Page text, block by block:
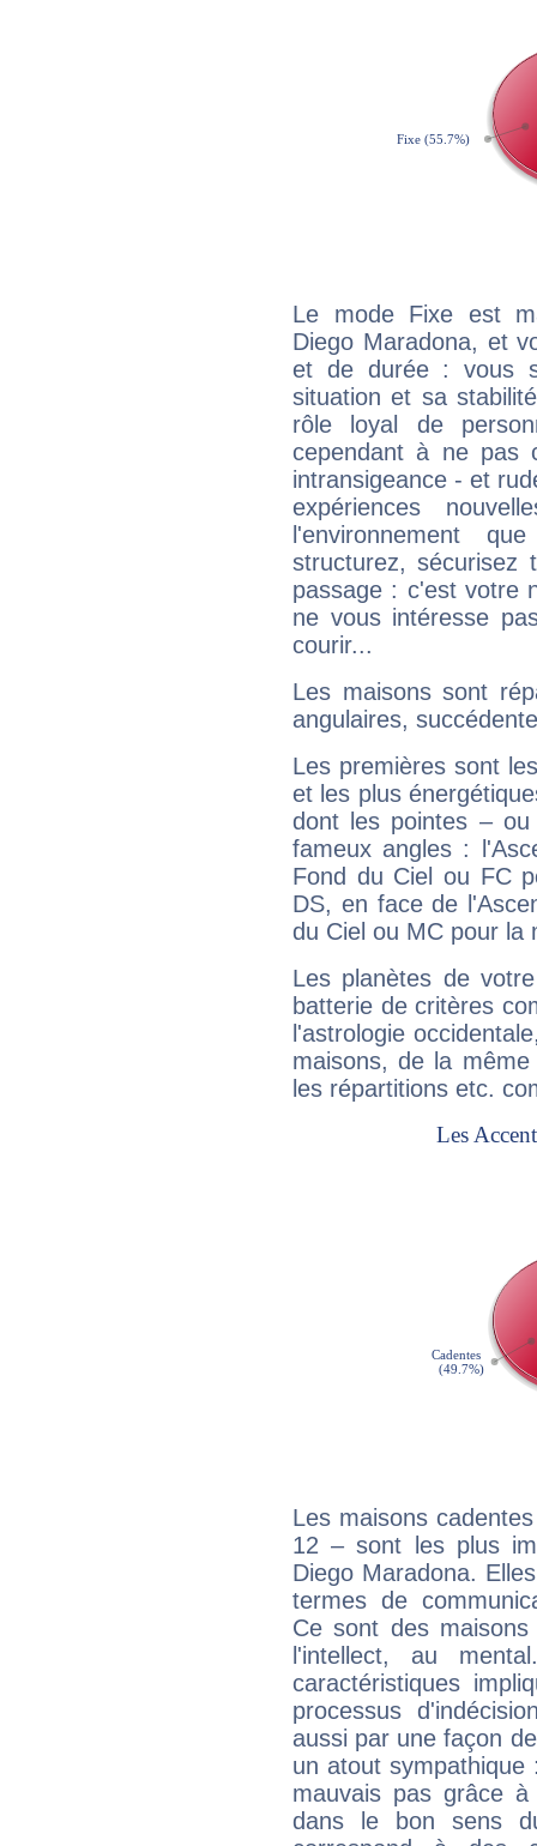
Le mode Fixe est
Diego Maradona, et
et de durée : vous
situation et sa
rôle loyal de
cependant à ne pas
intransigeance - et
expériences
l'environnement
structurez, sécurisez
passage : c'est votre
ne vous intéresse
courir...
Les maisons sont
angulaires,
Les premières sont
et les plus
dont les pointes –
fameux angles :
Fond du Ciel ou FC
DS, en face de
du Ciel ou MC pour la
Les planètes de
batterie de critères
l'astrologie
maisons, de la
les répartitions etc.
Les maisons
12 – sont les plus
Diego Maradona.
termes de
Ce sont des
l'intellect, au
caractéristiques
processus
aussi par une façon
un atout
mauvais pas grâce
dans le bon sens